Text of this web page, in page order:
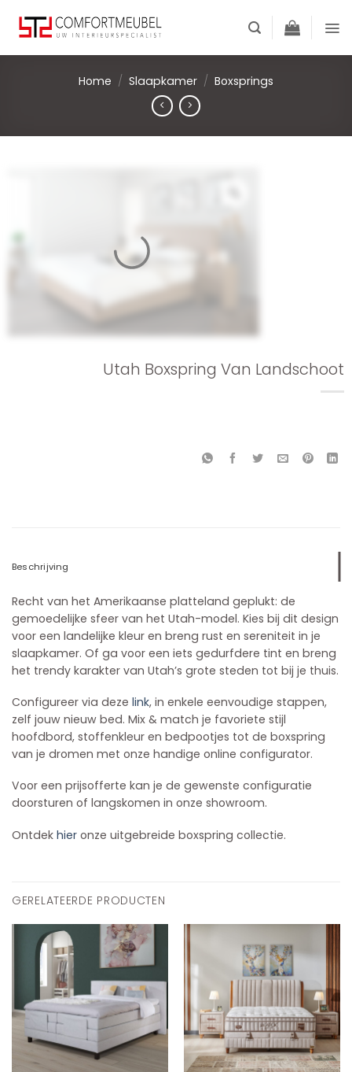
content
Home / Slaapkamer / Boxsprings
Utah Boxspring Van Landschoot
Beschrijving
Recht van het Amerikaanse platteland geplukt: de
gemoedelijke sfeer van het Utah-model. Kies bij dit design
voor een landelijke kleur en breng rust en sereniteit in je
slaapkamer. Of ga voor een iets gedurfdere tint en breng
het trendy karakter van Utah’s grote steden tot bij je thuis.
Configureer via deze link, in enkele eenvoudige stappen,
zelf jouw nieuw bed. Mix & match je favoriete stijl
hoofdbord, stoffenkleur en bedpootjes tot de boxspring
van je dromen met onze handige online configurator.
Voor een prijsofferte kan je de gewenste configuratie
doorsturen of langskomen in onze showroom.
Ontdek hier onze uitgebreide boxspring collectie.
GERELATEERDE PRODUCTEN